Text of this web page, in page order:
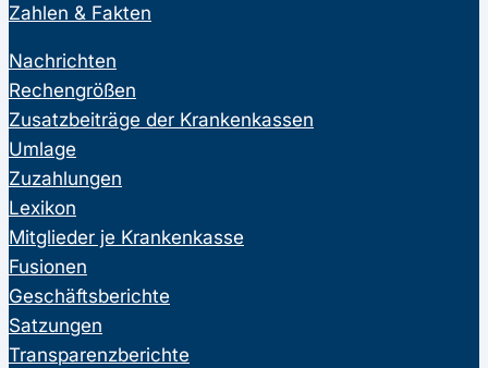
Zahlen & Fakten
Nachrichten
Rechengrößen
Zusatzbeiträge der Krankenkassen
Umlage
Zuzahlungen
Lexikon
Mitglieder je Krankenkasse
Fusionen
Geschäftsberichte
Satzungen
Transparenzberichte